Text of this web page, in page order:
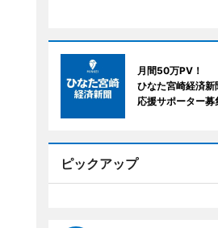
月間50万PV！
ひなた宮崎経済新
応援サポーター募
ピックアップ